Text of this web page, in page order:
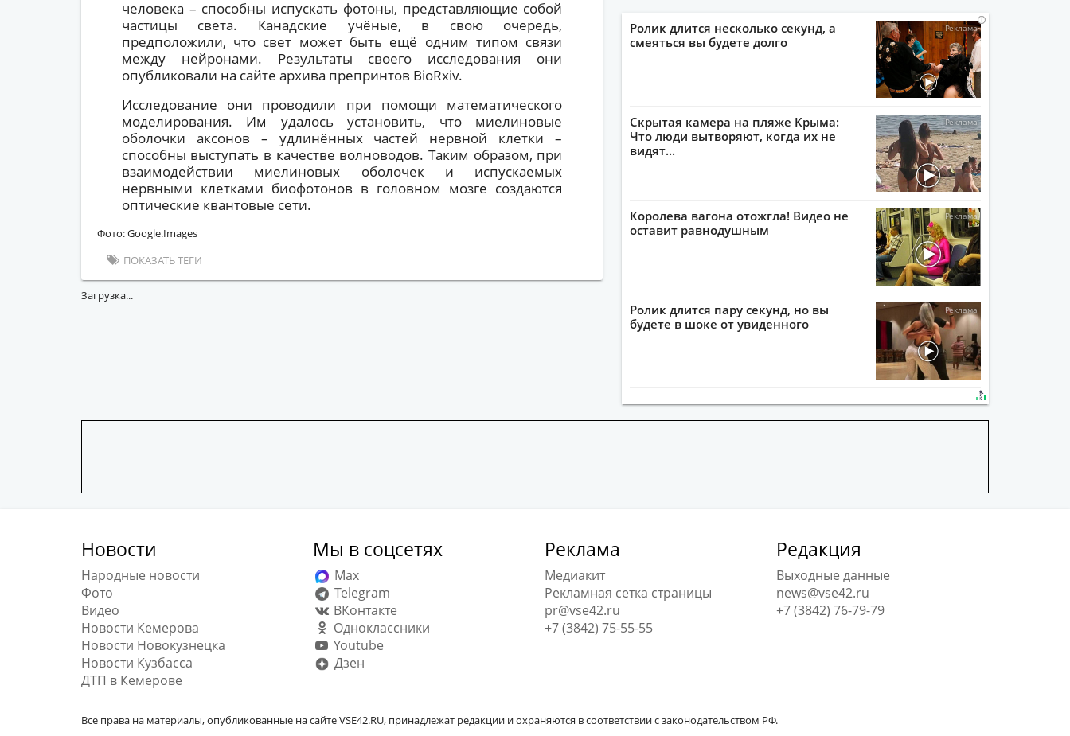
человека – способны испускать фотоны, представляющие собой
частицы света. Канадские учёные, в свою очередь,
предположили, что свет может быть ещё одним типом связи
между нейронами. Результаты своего исследования они
опубликовали на сайте архива препринтов BioRxiv.
Исследование они проводили при помощи математического
моделирования. Им удалось установить, что миелиновые
оболочки аксонов – удлинённых частей нервной клетки –
способны выступать в качестве волноводов. Таким образом, при
взаимодействии миелиновых оболочек и испускаемых
нервными клетками биофотонов в головном мозге создаются
оптические квантовые сети.
Фото: Google.Images
ПОКАЗАТЬ ТЕГИ
Загрузка...
i
Ролик длится несколько секунд, а
смеяться вы будете долго
i
Скрытая камера на пляже Крыма:
Что люди вытворяют, когда их не
видят...
i
Королева вагона отожгла! Видео не
оставит равнодушным
i
Ролик длится пару секунд, но вы
будете в шоке от увиденного
Новости
Народные новости
Фото
Видео
Новости Кемерова
Новости Новокузнецка
Новости Кузбасса
ДТП в Кемерове
Мы в соцсетях
Max
Telegram
ВКонтакте
Одноклассники
Youtube
Дзен
Реклама
Медиакит
Рекламная сетка страницы
pr@vse42.ru
+7 (3842) 75-55-55
Редакция
Выходные данные
news@vse42.ru
+7 (3842) 76-79-79
Все права на материалы, опубликованные на сайте VSE42.RU, принадлежат редакции и охраняются в соответствии с законодательством РФ.